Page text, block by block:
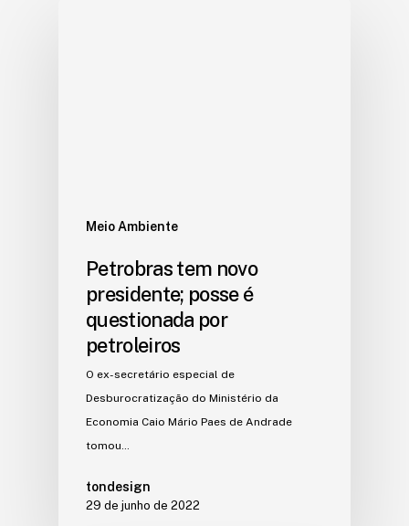
Meio Ambiente
Petrobras tem novo
presidente; posse é
questionada por
petroleiros
O ex-secretário especial de
Desburocratização do Ministério da
Economia Caio Mário Paes de Andrade
tomou…
tondesign
29 de junho de 2022